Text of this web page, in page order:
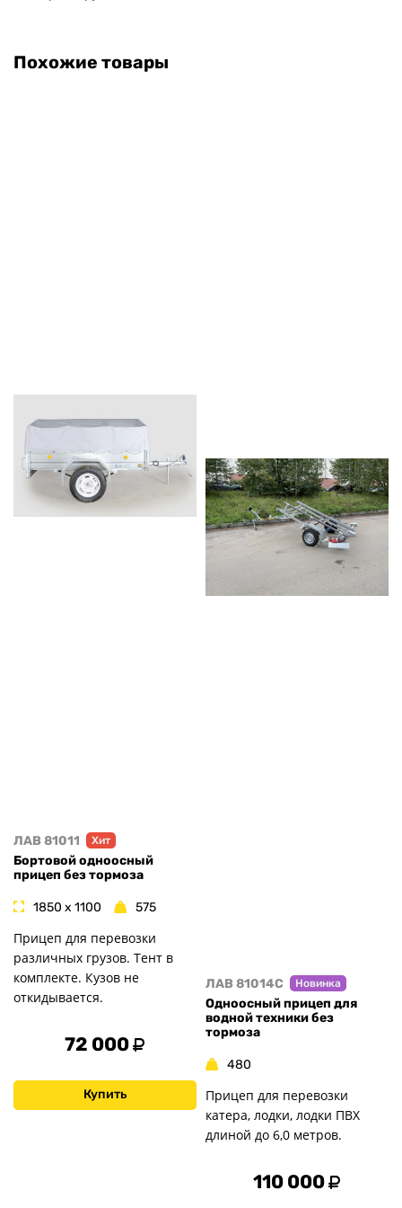
Похожие товары
ЛАВ 81011 Хит
Бортовой одноосный
прицеп без тормоза
1850 x 1100 575
Прицеп для перевозки
различных грузов. Тент в
комплекте. Кузов не
откидывается.
72 000
Купить
ЛАВ 81014C Новинка
Одноосный прицеп для
водной техники без
тормоза
480
Прицеп для перевозки
катера, лодки, лодки ПВХ
длиной до 6,0 метров.
110 000